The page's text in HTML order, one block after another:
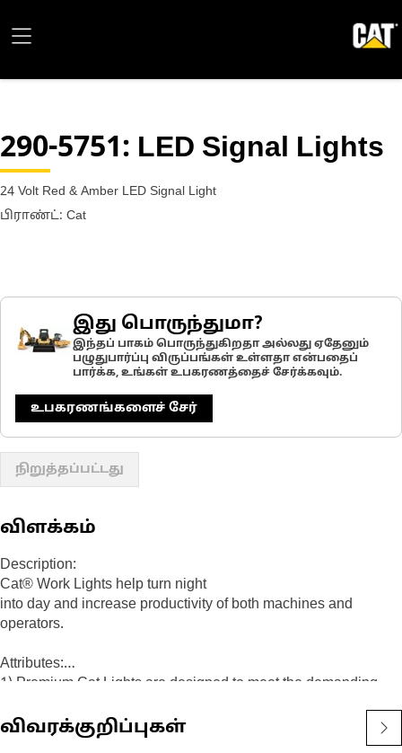
290-5751: LED Signal Lights
24 Volt Red & Amber LED Signal Light
பிராண்ட்: Cat
இது பொருந்துமா?
இந்தப் பாகம் பொருந்துகிறதா அல்லது ஏதேனும்
பழுதுபார்ப்பு விருப்பங்கள் உள்ளதா என்பதைப்
பார்க்க, உங்கள் உபகரணத்தைச் சேர்க்கவும்.
உபகரணங்களைச் சேர்
நிறுத்தப்பட்டது
விளக்கம்
Description:
Cat® Work Lights help turn night
into day and increase productivity of both machines and
operators.
Attributes:
1) Premium Cat Lights are designed to meet the demanding
2)Cat Lights are adaptable to other machines in your fleet, and
can be retrofitted to older machines
விவரக்குறிப்புகள்